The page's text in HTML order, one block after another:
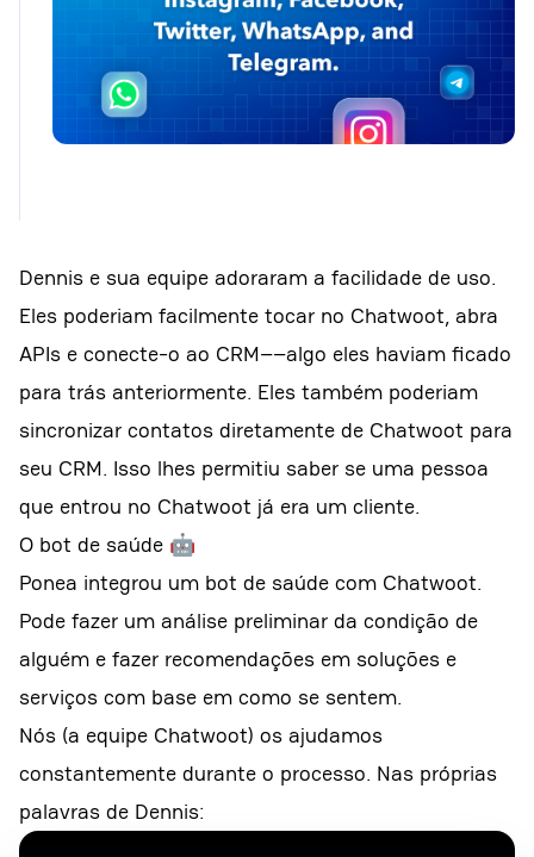
Dennis e sua equipe adoraram a facilidade de uso.
Eles poderiam facilmente tocar no Chatwoot, abra
APIs e conecte-o ao CRM––algo eles haviam ficado
para trás anteriormente. Eles também poderiam
sincronizar contatos diretamente de Chatwoot para
seu CRM. Isso lhes permitiu saber se uma pessoa
que entrou no Chatwoot já era um cliente.
O bot de saúde 🤖
Ponea integrou um bot de saúde com Chatwoot.
Pode fazer um análise preliminar da condição de
alguém e fazer recomendações em soluções e
serviços com base em como se sentem.
Nós (a equipe Chatwoot) os ajudamos
constantemente durante o processo. Nas próprias
palavras de Dennis: